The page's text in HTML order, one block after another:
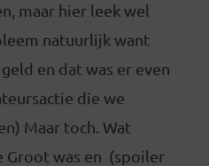
maar hier leek wel
natuurlijk want
en dat was er even
die we
Maar toch. Wat
Groot was en (spoiler